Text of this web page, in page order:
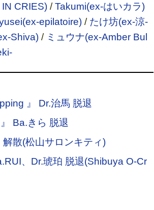
CRIES)/Takumi(ex-はいカラ)
epilatoire)/ たけ坊(ex-涼-
Shiva)/ ミュウナ(ex-Amber Bul
』 Dr.治馬 脱退
Ba.きら 脱退
解散(松山サロンキティ)
、Dr.琥珀 脱退(Shibuya O-Cr